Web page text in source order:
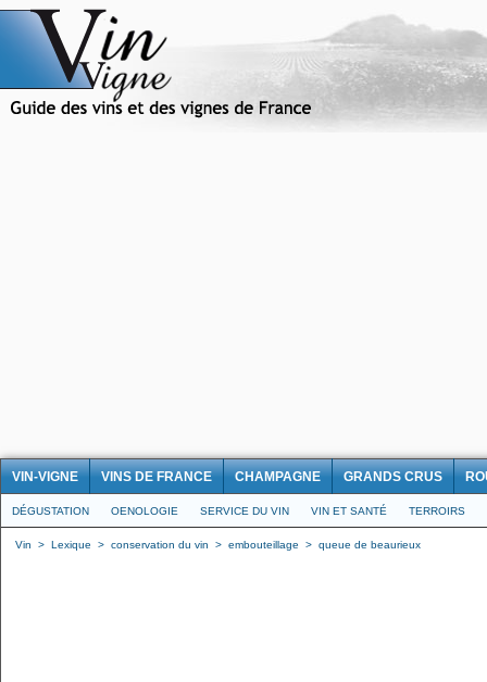
VIN-VIGNE VINS DE FRANCE CHAMPAGNE GRANDS CRUS
DÉGUSTATION OENOLOGIE SERVICE DU VIN VIN ET SANTÉ TERROIRS
Vin > Lexique > conservation du vin > embouteillage > queue de beaurieux